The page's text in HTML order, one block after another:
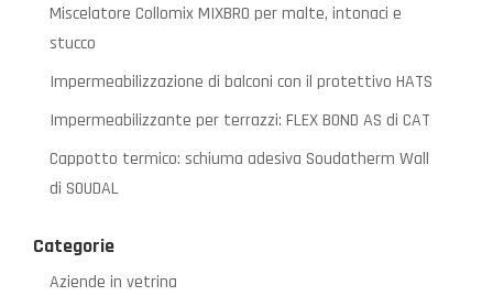
Miscelatore Collomix MIXBRO per malte, intonaci e
stucco
Impermeabilizzazione di balconi con il protettivo HATS
Impermeabilizzante per terrazzi: FLEX BOND AS di CAT
Cappotto termico: schiuma adesiva Soudatherm Wall
di SOUDAL
Categorie
Aziende in vetrina